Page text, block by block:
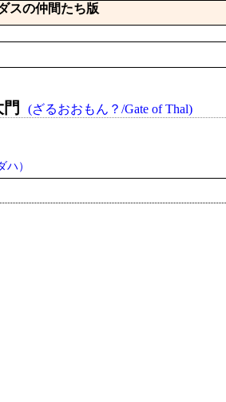
スの仲間たち版
(ざるおおもん？/Gate of Thal)
ハ）